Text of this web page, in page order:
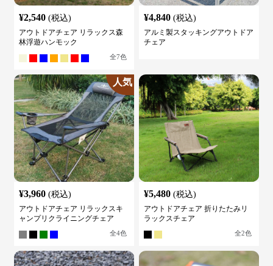
¥2,540 (税込)
アウトドアチェア リラックス森
林浮遊ハンモック
全7色
¥4,840 (税込)
アルミ製スタッキングアウトドア
チェア
人気
¥3,960 (税込)
アウトドアチェア リラックスキ
ャンプリクライニングチェア
全4色
¥5,480 (税込)
アウトドアチェア 折りたたみリ
ラックスチェア
全2色